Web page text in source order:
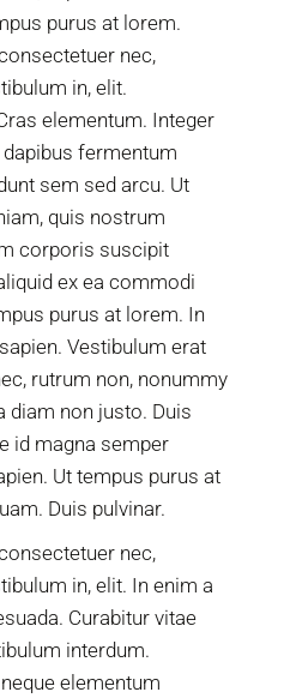
purus at lorem.
nec,
in, elit.
elementum. Integer
fermentum
sem sed arcu. Ut
quis nostrum
corporis suscipit
ex ea commodi
purus at lorem. In
Vestibulum erat
rutrum non, nonummy
diam non justo. Duis
id magna semper
Ut tempus purus at
Duis pulvinar.
nec,
in, elit. In enim a
Curabitur vitae
interdum.
elementum